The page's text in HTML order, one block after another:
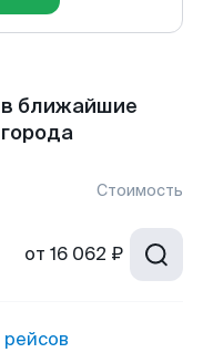
ближайшие
Стоимость
от 16 062 ₽